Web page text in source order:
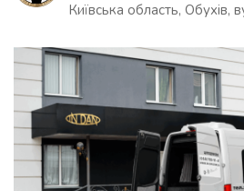
Київська область,